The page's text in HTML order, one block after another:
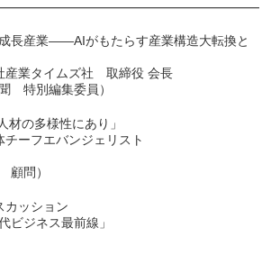
長産業――AIがもたらす産業構造大転換と
産業タイムズ社 取締役 会長
特別編集委員）
材の多様性にあり」
ーフエバンジェリスト
顧問）
ッション
ビジネス最前線」